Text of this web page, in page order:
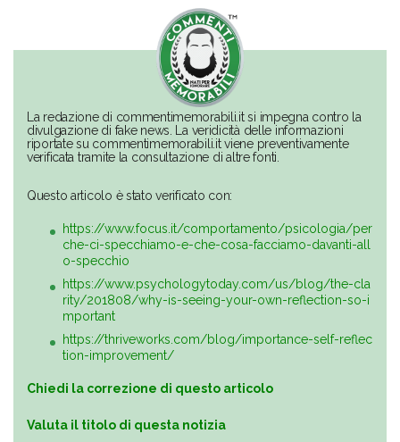
La redazione di commentimemorabili.it si impegna contro la
divulgazione di fake news. La veridicità delle informazioni
riportate su commentimemorabili.it viene preventivamente
verificata tramite la consultazione di altre fonti.
Questo articolo è stato verificato con:
https://www.focus.it/comportamento/psicologia/per
che-ci-specchiamo-e-che-cosa-facciamo-davanti-all
o-specchio
https://www.psychologytoday.com/us/blog/the-cla
rity/201808/why-is-seeing-your-own-reflection-so-i
mportant
https://thriveworks.com/blog/importance-self-reflec
tion-improvement/
Chiedi la correzione di questo articolo
Valuta il titolo di questa notizia